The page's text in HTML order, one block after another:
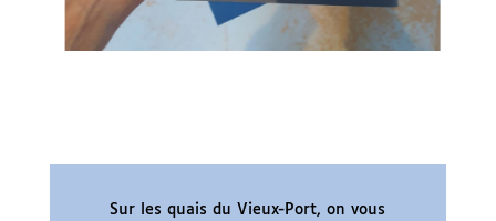
Sur les quais du Vieux-Port, on vous